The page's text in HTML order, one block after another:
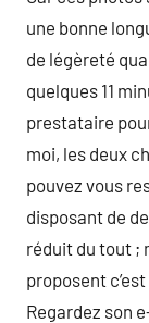
une bonne
de légèreté
quelques 11
prestataire
moi, les deux
pouvez vous
disposant de
réduit du tout ;
proposent
Regardez son